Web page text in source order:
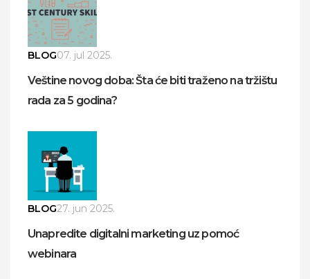
BLOG07. jul 2025.
Veštine novog doba: Šta će biti traženo na tržištu
rada za 5 godina?
BLOG27. jun 2025.
Unapredite digitalni marketing uz pomoć
webinara